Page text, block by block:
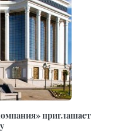
приглашает